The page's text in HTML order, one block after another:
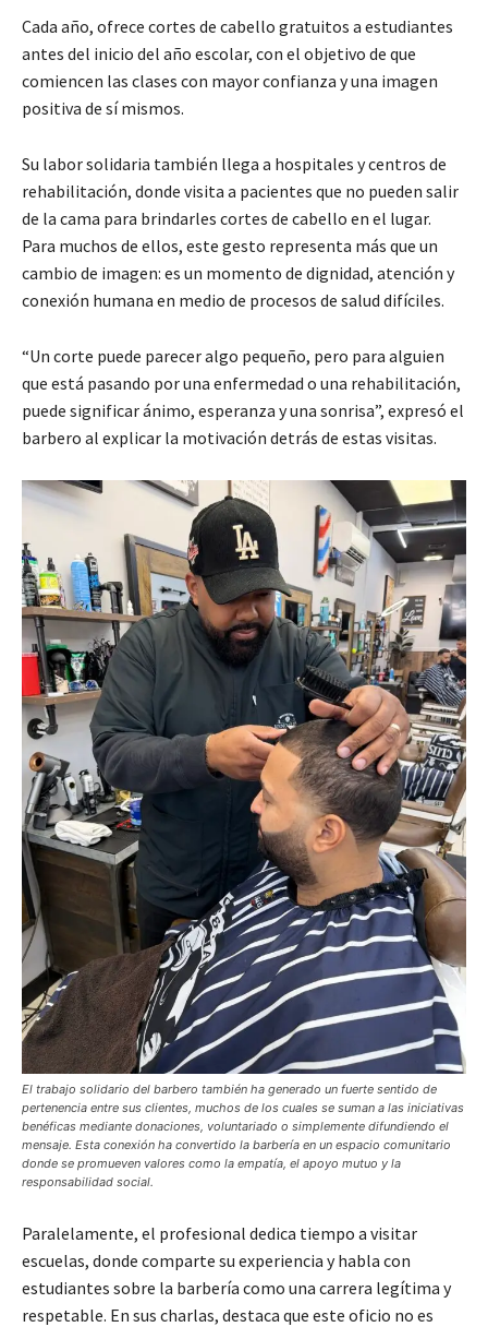
Cada año, ofrece cortes de cabello gratuitos a estudiantes
antes del inicio del año escolar, con el objetivo de que
comiencen las clases con mayor confianza y una imagen
positiva de sí mismos.
Su labor solidaria también llega a hospitales y centros de
rehabilitación, donde visita a pacientes que no pueden salir
de la cama para brindarles cortes de cabello en el lugar.
Para muchos de ellos, este gesto representa más que un
cambio de imagen: es un momento de dignidad, atención y
conexión humana en medio de procesos de salud difíciles.
“Un corte puede parecer algo pequeño, pero para alguien
que está pasando por una enfermedad o una rehabilitación,
puede significar ánimo, esperanza y una sonrisa”, expresó el
barbero al explicar la motivación detrás de estas visitas.
El trabajo solidario del barbero también ha generado un fuerte sentido de
pertenencia entre sus clientes, muchos de los cuales se suman a las iniciativas
benéficas mediante donaciones, voluntariado o simplemente difundiendo el
mensaje. Esta conexión ha convertido la barbería en un espacio comunitario
donde se promueven valores como la empatía, el apoyo mutuo y la
responsabilidad social.
Paralelamente, el profesional dedica tiempo a visitar
escuelas, donde comparte su experiencia y habla con
estudiantes sobre la barbería como una carrera legítima y
respetable. En sus charlas, destaca que este oficio no es